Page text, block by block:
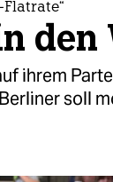
ihrem
soll